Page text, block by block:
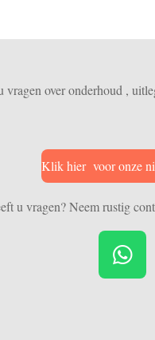
vragen over onderhoud ,
Klik hier voor onze
u vragen? Neem rustig
W
h